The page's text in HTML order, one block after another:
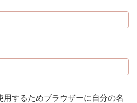
用するためブラウザーに自分の名